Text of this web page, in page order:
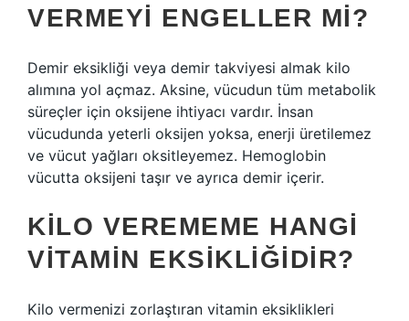
VERMEYI ENGELLER MI?
Demir eksikliği veya demir takviyesi almak kilo
alımına yol açmaz. Aksine, vücudun tüm metabolik
süreçler için oksijene ihtiyacı vardır. İnsan
vücudunda yeterli oksijen yoksa, enerji üretilemez
ve vücut yağları oksitleyemez. Hemoglobin
vücutta oksijeni taşır ve ayrıca demir içerir.
KILO VEREMEME HANGI
VITAMIN EKSIKLIĞIDIR?
Kilo vermenizi zorlaştıran vitamin eksiklikleri